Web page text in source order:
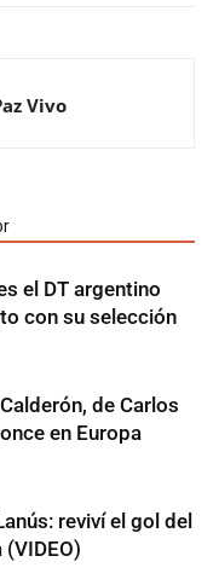
Vivo
el DT argentino
con su selección
de Carlos
en Europa
reviví el gol del